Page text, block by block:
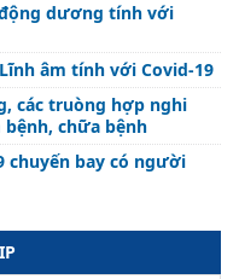
dương tính với
âm tính với Covid-19
các truòng hợp nghi
bệnh, chữa bệnh
chuyến bay có người